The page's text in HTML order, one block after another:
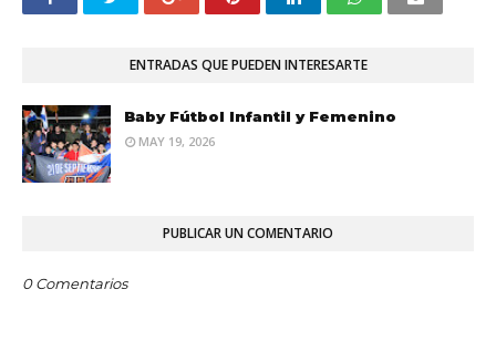
ENTRADAS QUE PUEDEN INTERESARTE
Baby Fútbol Infantil y Femenino
MAY 19, 2026
PUBLICAR UN COMENTARIO
0 Comentarios